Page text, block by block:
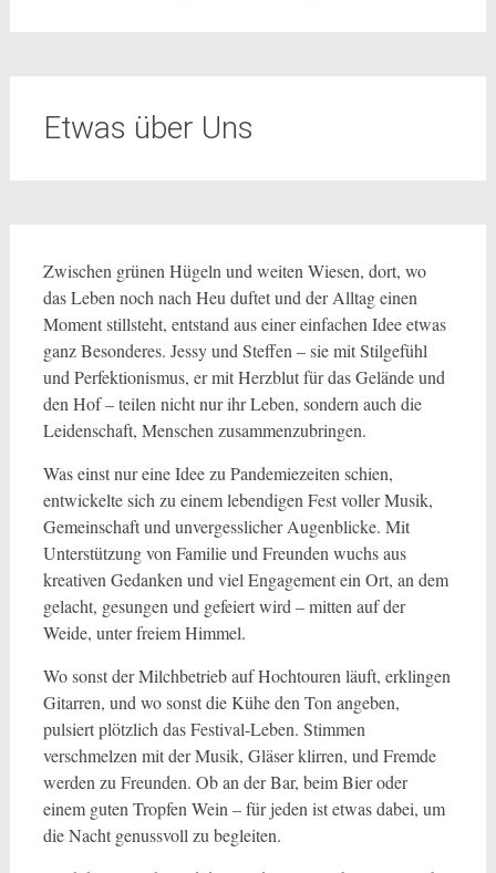
Etwas über Uns
Zwischen grünen Hügeln und weiten Wiesen, dort, wo
das Leben noch nach Heu duftet und der Alltag einen
Moment stillsteht, entstand aus einer einfachen Idee etwas
ganz Besonderes. Jessy und Steffen – sie mit Stilgefühl
und Perfektionismus, er mit Herzblut für das Gelände und
den Hof – teilen nicht nur ihr Leben, sondern auch die
Leidenschaft, Menschen zusammenzubringen.
Was einst nur eine Idee zu Pandemiezeiten schien,
entwickelte sich zu einem lebendigen Fest voller Musik,
Gemeinschaft und unvergesslicher Augenblicke. Mit
Unterstützung von Familie und Freunden wuchs aus
kreativen Gedanken und viel Engagement ein Ort, an dem
gelacht, gesungen und gefeiert wird – mitten auf der
Weide, unter freiem Himmel.
Wo sonst der Milchbetrieb auf Hochtouren läuft, erklingen
Gitarren, und wo sonst die Kühe den Ton angeben,
pulsiert plötzlich das Festival-Leben. Stimmen
verschmelzen mit der Musik, Gläser klirren, und Fremde
werden zu Freunden. Ob an der Bar, beim Bier oder
einem guten Tropfen Wein – für jeden ist etwas dabei, um
die Nacht genussvoll zu begleiten.